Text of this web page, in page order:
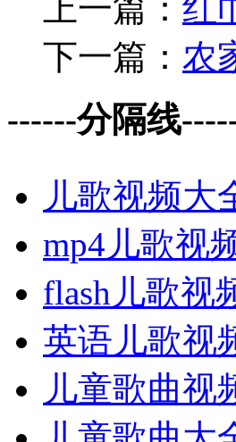
上一篇： 红
下一篇： 农
------分隔线
儿歌视频大
mp4儿歌视
flash儿歌视
英语儿歌视
儿童歌曲视